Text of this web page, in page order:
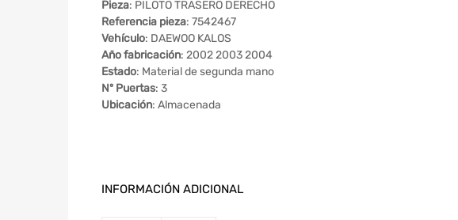
Pieza: PILOTO TRASERO DERECHO
Referencia pieza: 7542467
Vehículo: DAEWOO KALOS
Año fabricación: 2002 2003 2004
Estado: Material de segunda mano
Nº Puertas: 3
Ubicación: Almacenada
INFORMACIÓN ADICIONAL